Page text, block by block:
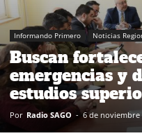
Informando Primero Noticias
Buscan
emergencias y
estudios
Por Radio SAGO - 6 de noviembre